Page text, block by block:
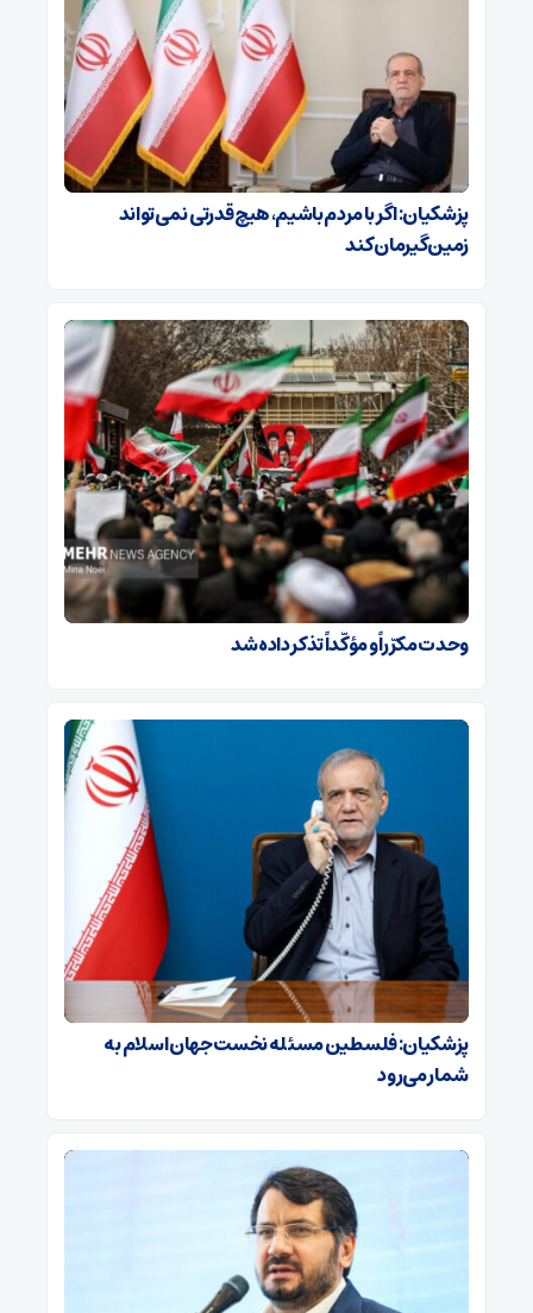
پزشکیان: اگر با مردم باشیم، هیچ قدرتی نمی‌تواند
زمین‌گیرمان کند
وحدت مکرّراً و مؤکّداً تذکر داده شد
پزشکیان: فلسطین مسئله نخست جهان اسلام به
شمار می‌رود